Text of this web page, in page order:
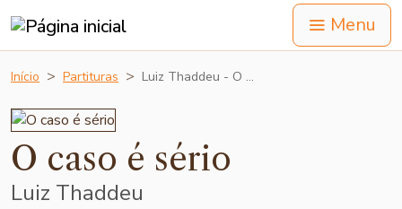
Menu
Início Partituras Luiz Thaddeu - O …
O caso é sério
Luiz Thaddeu